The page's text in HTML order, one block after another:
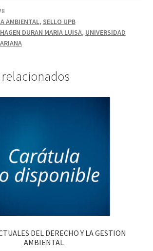
AMBIENTAL, SELLO UPB
DURAN MARIA LUISA, UNIVERSIDAD
DEL DERECHO Y LA GESTION
AMBIENTAL